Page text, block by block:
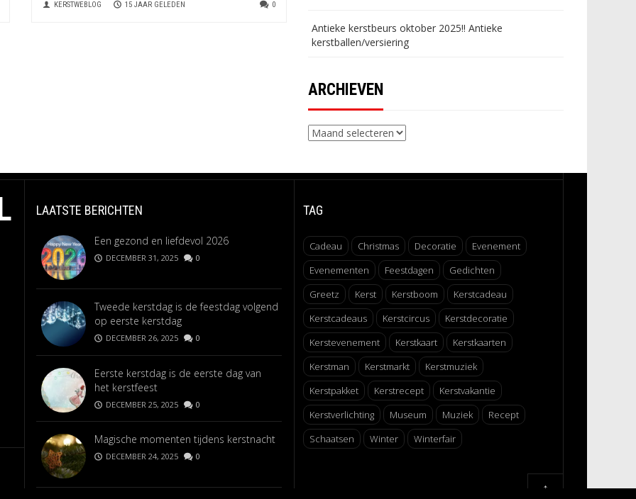
Geniet...
KERSTWEBLOG 15 JAAR GELEDEN 0
Antieke kerstbeurs oktober 2025!! Antieke
kerstballen/versiering
ARCHIEVEN
Archieven
LAATSTE BERICHTEN
Een gezond en liefdevol 2026
DECEMBER 31, 2025 0
Tweede kerstdag is de feestdag volgend
op eerste kerstdag
DECEMBER 26, 2025 0
Eerste kerstdag is de eerste dag van
het kerstfeest
DECEMBER 25, 2025 0
Magische momenten tijdens kerstnacht
DECEMBER 24, 2025 0
TAG
Cadeau Christmas Decoratie
Evenement
Evenementen
Feestdagen
Gedichten
Greetz
Kerst Kerstboom
Kerstcadeau
Kerstcadeaus
Kerstcircus
Kerstdecoratie
Kerstevenement
Kerstkaart
Kerstkaarten
Kerstman
Kerstmarkt
Kerstmuziek
Kerstpakket
Kerstrecept
Kerstvakantie
Kerstverlichting
Museum Muziek
Recept
Schaatsen
Winter Winterfair
↑